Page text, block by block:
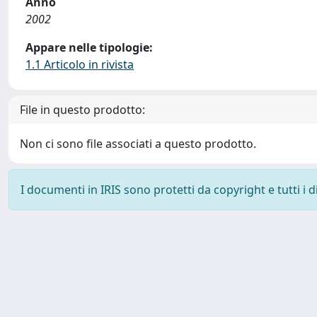
2002
Appare nelle tipologie:
1.1 Articolo in rivista
File in questo prodotto:
Non ci sono file associati a questo prodotto.
I documenti in IRIS sono protetti da copyright e tutti i